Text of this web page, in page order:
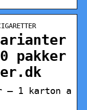
pakker
– 1 karton a